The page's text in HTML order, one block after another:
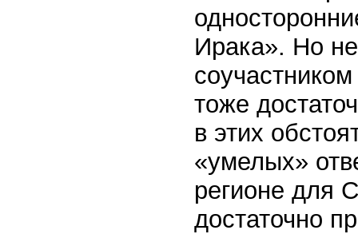
Ирака». Но
тоже
в этих
«умелых»
регионе для
достаточно